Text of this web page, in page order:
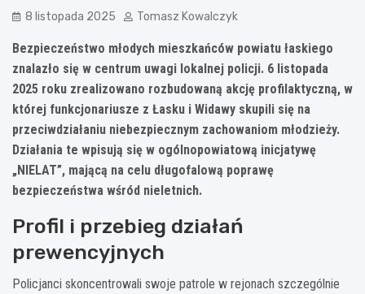
8 listopada 2025 Tomasz Kowalczyk
Bezpieczeństwo młodych mieszkańców powiatu łaskiego
znalazło się w centrum uwagi lokalnej policji. 6 listopada
2025 roku zrealizowano rozbudowaną akcję profilaktyczną, w
której funkcjonariusze z Łasku i Widawy skupili się na
przeciwdziałaniu niebezpiecznym zachowaniom młodzieży.
Działania te wpisują się w ogólnopowiatową inicjatywę
„NIELAT”, mającą na celu długofalową poprawę
bezpieczeństwa wśród nieletnich.
Profil i przebieg działań
prewencyjnych
Policjanci skoncentrowali swoje patrole w rejonach szczególnie